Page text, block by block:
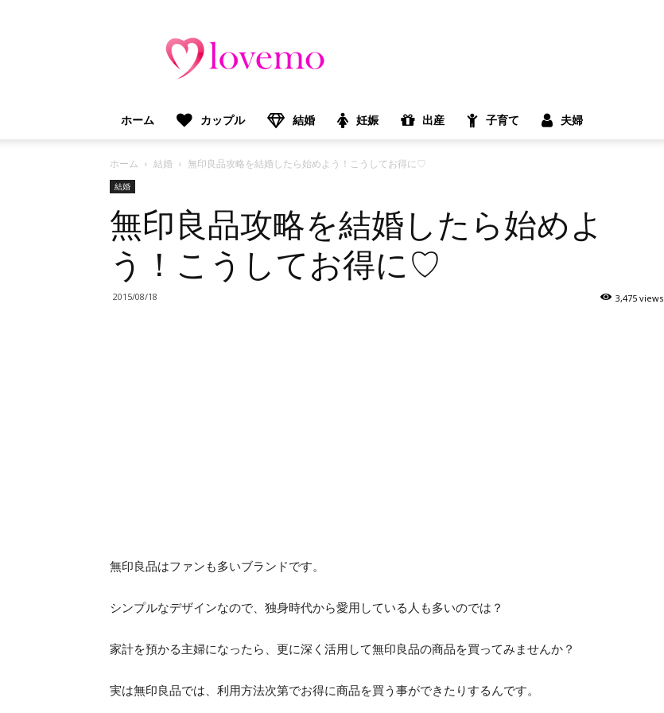
モ）：
プ
マ
け
情
メ
デ
ィ
ホーム カップル 結婚 妊娠 出産 子育て 夫婦
ホーム 結婚 無印良品攻略を結婚したら始めよう！こうしてお得に♡
結婚
無印良品攻略を結婚したら始めよ
う！こうしてお得に♡
2015/08/18 3,475 views
無印良品はファンも多いブランドです。
シンプルなデザインなので、独身時代から愛用している人も多いのでは？
家計を預かる主婦になったら、更に深く活用して無印良品の商品を買ってみませんか？
実は無印良品では、利用方法次第でお得に商品を買う事ができたりするんです。